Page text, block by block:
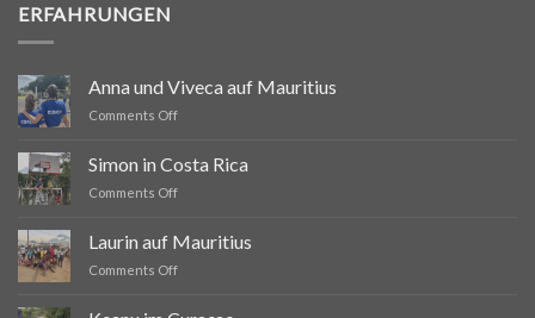
ERFAHRUNGEN
Anna und Viveca auf Mauritius
Comments Offon
Viveca
auf
Simon in Costa Rica
Comments Offon
Costa
Rica
Laurin auf Mauritius
Comments Offon